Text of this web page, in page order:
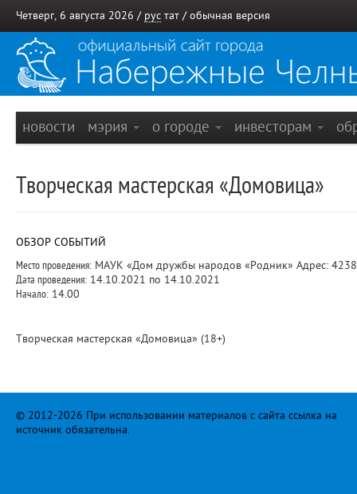
Четверг, 6 августа 2026 / рус тат / обычная версия
новости мэрия о городе инвесторам
Творческая мастерская «Домовица»
ОБЗОР СОБЫТИЙ
Место проведения: МАУК «Дом дружбы народов «Родник» Адрес:
Дата проведения: 14.10.2021 по 14.10.2021
Начало: 14.00
Творческая мастерская «Домовица» (18+)
© 2012-2026 При использовании материалов с сайта ссылка на
источник обязательна.